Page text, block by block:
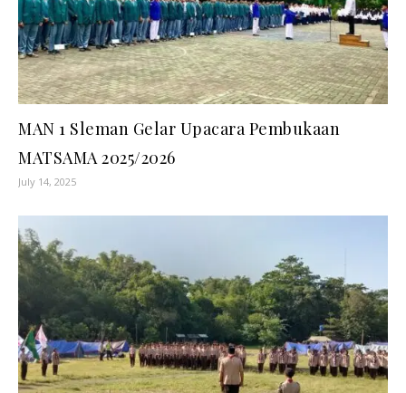
MAN 1 Sleman Gelar Upacara Pembukaan
MATSAMA 2025/2026
July 14, 2025